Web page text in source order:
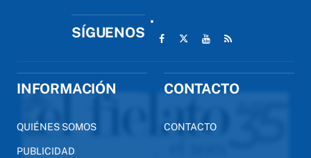
SÍGUENOS
INFORMACIÓN
QUIÉNES SOMOS
PUBLICIDAD
CONTACTO
CONTACTO